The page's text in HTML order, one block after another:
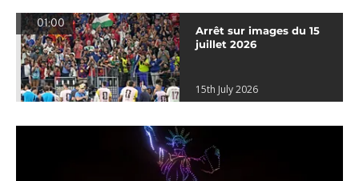
01:00
Arrêt sur images du 15
juillet 2026
15th July 2026